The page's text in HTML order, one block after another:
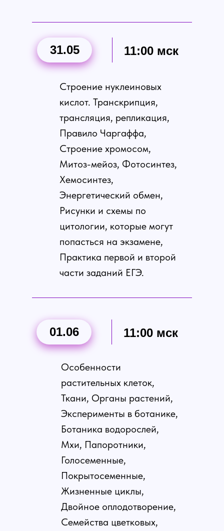
31.05
Строение нуклеиновых
кислот. Транскрипция,
трансляция, репликация,
Правило Чаргаффа,
Строение хромосом,
Митоз-мейоз, Фотосинтез,
Хемосинтез,
Энергетический обмен,
Рисунки и схемы по
цитологии, которые могут
попасться на экзамене,
Практика первой и второй
части заданий ЕГЭ.
11:00 мск
01.06
Особенности
растительных клеток,
Ткани, Органы растений,
Эксперименты в ботанике,
Ботаника водорослей,
Мхи, Папоротники,
Голосеменные,
Покрытосеменные,
Жизненные циклы,
Двойное оплодотворение,
Семейства цветковых,
11:00 мск